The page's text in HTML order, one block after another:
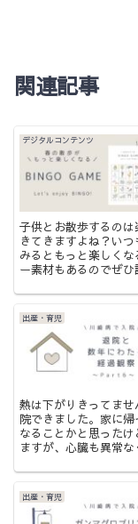
関連記事
デジタルコンテンツ
子供とお散歩するの
きてきますよね？い
みるともっと楽しく
ー素材もあるのでぜひ
出産・育児
熱は下がりきってま
院できました。家に
なることかと思った
ますが、心臓も異常な
出産・育児